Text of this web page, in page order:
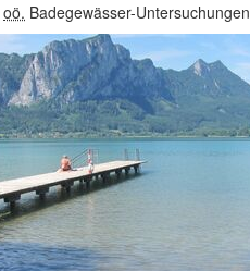
oö. Badegewässer-Untersuchungen